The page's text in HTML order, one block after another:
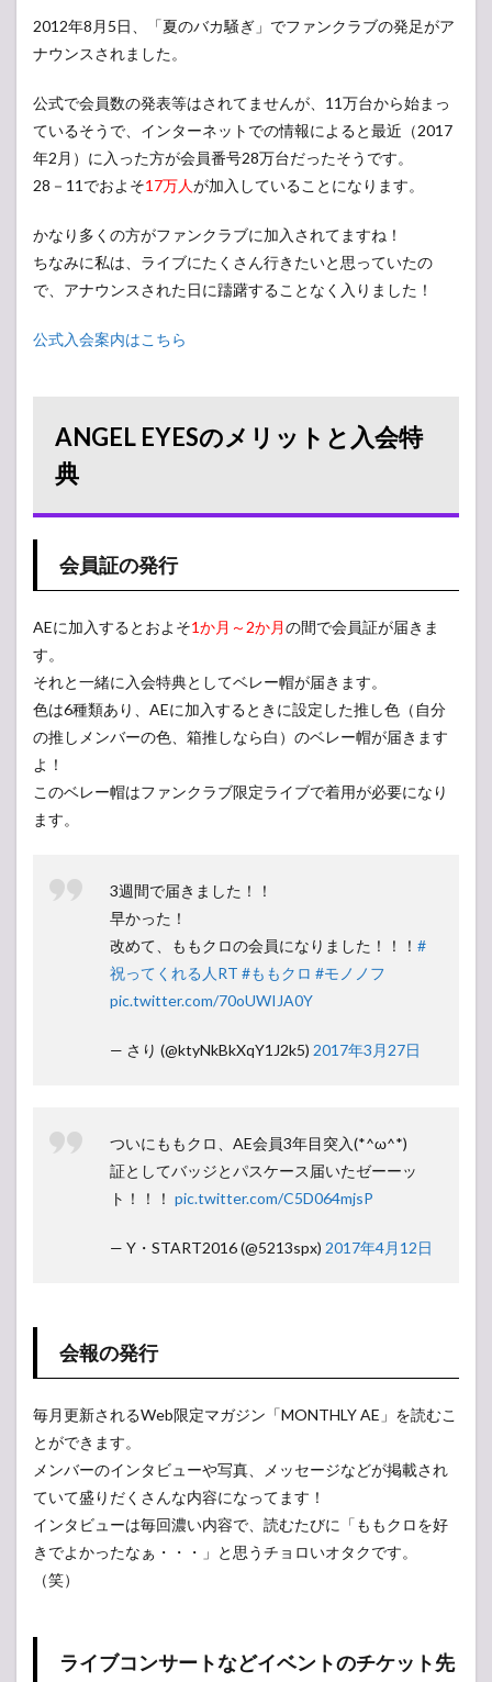
会報
行
2.3
ブコ
ンサ
ート
など
ント
のチ
ト先
約
言板
ビス
ライ
ブ
2.6
後の
動画
ファ
ンク
2.8
EYESの
年会費
2012年8月5日、「夏のバカ騒ぎ」でファンクラブの発足がア
ナウンスされました。
公式で会員数の発表等はされてませんが、11万台から始まっ
ているそうで、インターネットでの情報によると最近（2017
年2月）に入った方が会員番号28万台だったそうです。
28－11でおよそ17万人が加入していることになります。
かなり多くの方がファンクラブに加入されてますね！
ちなみに私は、ライブにたくさん行きたいと思っていたの
で、アナウンスされた日に躊躇することなく入りました！
公式入会案内はこちら
ANGEL EYESのメリットと入会特
典
会員証の発行
AEに加入するとおよそ1か月～2か月の間で会員証が届きま
す。
それと一緒に入会特典としてベレー帽が届きます。
色は6種類あり、AEに加入するときに設定した推し色（自分
の推しメンバーの色、箱推しなら白）のベレー帽が届きます
よ！
このベレー帽はファンクラブ限定ライブで着用が必要になり
ます。
3週間で届きました！！
早かった！
改めて、ももクロの会員になりました！！！ #
祝ってくれる人RT #ももクロ #モノノフ
pic.twitter.com/70oUWIJA0Y
— さり (@ktyNkBkXqY1J2k5) 2017年3月27日
ついにももクロ、AE会員3年目突入(*^ω^*)
証としてバッジとパスケース届いたゼーーッ
ト！！！ pic.twitter.com/C5D064mjsP
— Y・START2016 (@5213spx) 2017年4月12日
会報の発行
毎月更新されるWeb限定マガジン「MONTHLY AE」を読むこ
とができます。
メンバーのインタビューや写真、メッセージなどが掲載され
ていて盛りだくさんな内容になってます！
インタビューは毎回濃い内容で、読むたびに「ももクロを好
きでよかったなぁ・・・」と思うチョロいオタクです。
（笑）
ライブコンサートなどイベントのチケット先